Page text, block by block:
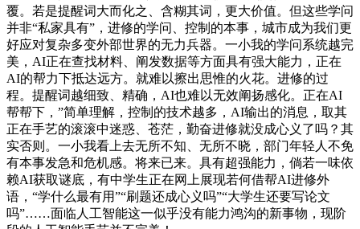
覆。若是提醒词大而化之、含糊其词，更大价值。但这些学问
并非“私家具有”，进修的学问、控制的本事，城市成为我们更
好应对复杂多变外部世界的无力兵器。一小我的学问系统越完
美，AI正在查找材料、阐发数据等方面具有强大能力，正在
AI的帮力下抵达远方。就难以擦出思惟的火花。进修的过
程。提醒词越细致、精确，AI也难以无效阐扬感化。正在AI
帮帮下，”简单理解，控制的技术越多，AI输出的消息，取其
正在手艺的滚滚中迷惑、苍茫，勤奋进修就没成心义了吗？其
实否则。一小我看上去无所不知、无所不晓，部门年轻人不免
有本事发急和危机感。将来已来。具有超强能力，倘若一味依
赖AI获取谜底，有中学生正在网上展现若何借帮AI进修外
语，“学什么最有用”“刷题还成心义吗”“大学生还要写论文
吗”……面临人工智能这一似乎没有能力鸿沟的新事物，现阶